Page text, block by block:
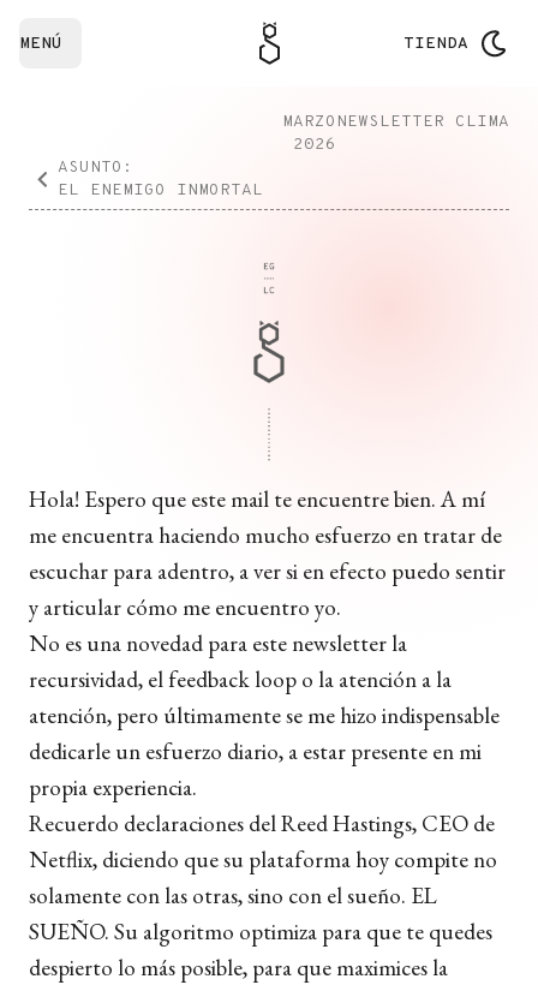
MENÚ TIENDA
ASUNTO:
EL ENEMIGO INMORTAL
MARZO
2026
NEWSLETTER CLIMA
Hola! Espero que este mail te encuentre bien. A mí
me encuentra haciendo mucho esfuerzo en tratar de
escuchar para adentro, a ver si en efecto puedo sentir
y articular cómo me encuentro yo.
No es una novedad para este newsletter la
recursividad, el feedback loop o la atención a la
atención, pero últimamente se me hizo indispensable
dedicarle un esfuerzo diario, a estar presente en mi
propia experiencia.
Recuerdo declaraciones del Reed Hastings, CEO de
Netflix, diciendo que su plataforma hoy compite no
solamente con las otras, sino con el sueño. EL
SUEÑO. Su algoritmo optimiza para que te quedes
despierto lo más posible, para que maximices la